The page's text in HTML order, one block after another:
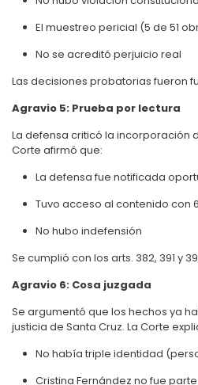
El muestreo pericial (5 de 51
No se acreditó perjuicio real
Las decisiones probatorias fueron
Agravio 5: Prueba por lectura
La defensa criticó la incorporación
Corte afirmó que:
La defensa fue notificada
Tuvo acceso al contenido con
No hubo indefensión
Se cumplió con los arts. 382, 391 y
Agravio 6: Cosa juzgada
Se argumentó que los hechos ya
justicia de Santa Cruz. La Corte
No había triple identidad
Cristina Fernández no fue